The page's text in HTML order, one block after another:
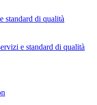
standard di qualità
e standard di qualità